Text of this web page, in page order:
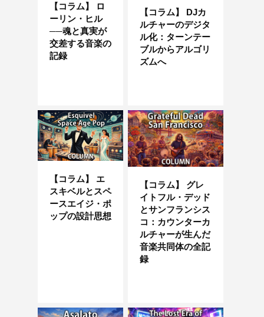
【コラム】 ロ
ーリン・ヒル
──魂と真実が
交差する音楽の
記録
【コラム】 DJカ
ルチャーのデジタ
ル化：ターンテー
ブルからアルゴリ
ズムへ
【コラム】 エ
スキベルとスペ
ースエイジ・ポ
ップの設計思想
【コラム】 グレ
イトフル・デッド
とサンフランシス
コ：カウンターカ
ルチャーが生んだ
音楽共同体の全記
録